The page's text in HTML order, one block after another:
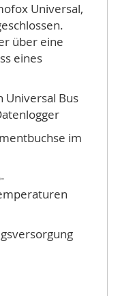
Universal,
über eine
eines
Universal Bus
im